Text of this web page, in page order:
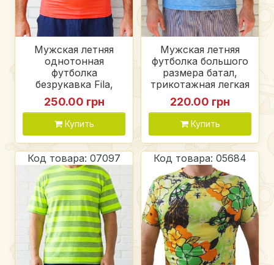
Мужская летняя
однотонная
футболка
безрукавка Fila,
голубая, красная,
стрейч кулир
250.00 грн
Купить
Мужская летняя
футболка большого
размера батал,
трикотажная легкая
футболка, цвет
голубой меланж
220.00 грн
Купить
Код товара: 07097 Код товара: 05684